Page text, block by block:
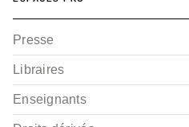
Presse
Libraires
Enseignants